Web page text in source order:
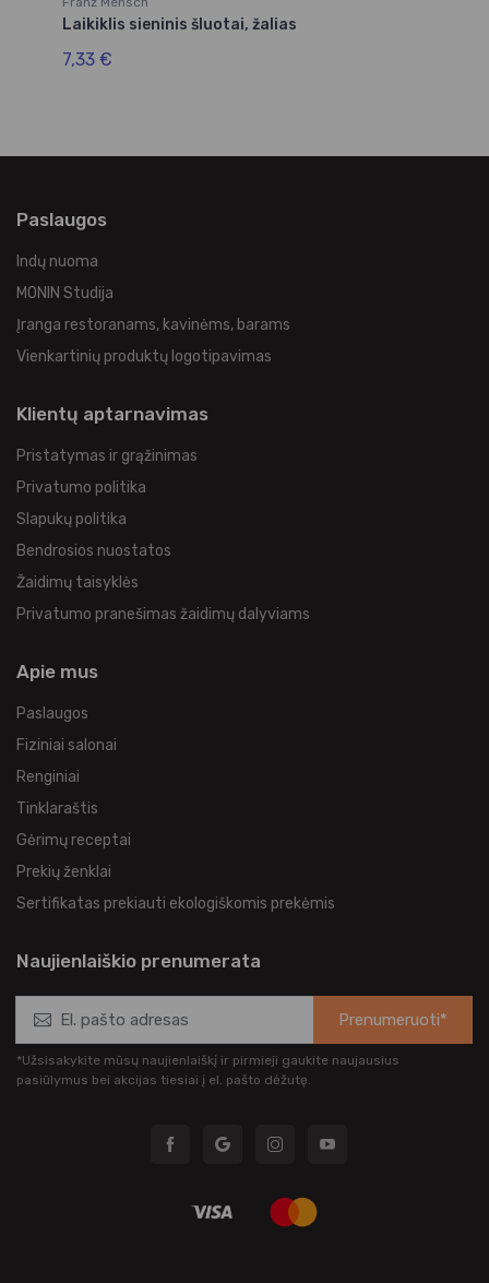
Laikiklis sieninis šluotai, žalias
7,33 €
Paslaugos
Indų nuoma
MONIN Studija
Įranga restoranams, kavinėms, barams
Vienkartinių produktų logotipavimas
Klientų aptarnavimas
Pristatymas ir grąžinimas
Privatumo politika
Slapukų politika
Bendrosios nuostatos
Žaidimų taisyklės
Privatumo pranešimas žaidimų dalyviams
Apie mus
Paslaugos
Fiziniai salonai
Renginiai
Tinklaraštis
Gėrimų receptai
Prekių ženklai
Sertifikatas prekiauti ekologiškomis prekėmis
Naujienlaiškio prenumerata
Prenumeruoti*
*Užsisakykite mūsų naujienlaiškį ir pirmieji gaukite naujausius
pasiūlymus bei akcijas tiesiai į el. pašto dėžutę.